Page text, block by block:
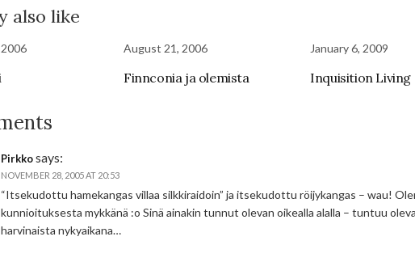
also like
August 21, 2006
Finnconia ja olemista
January 6, 2009
Inquisition Living
Pirkkosays:
NOVEMBER 28, 2005 AT 20:53
“Itsekudottu hamekangas villaa silkkiraidoin” ja itsekudottu röijykangas – wau!
kunnioituksesta mykkänä :o Sinä ainakin tunnut olevan oikealla alalla – tuntuu
harvinaista nykyaikana…